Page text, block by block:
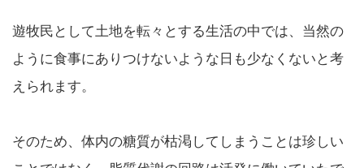
遊牧民として土地を転々とする生活の中では、当然の
ように食事にありつけないような日も少なくないと考
えられます。
そのため、体内の糖質が枯渇してしまうことは珍しい